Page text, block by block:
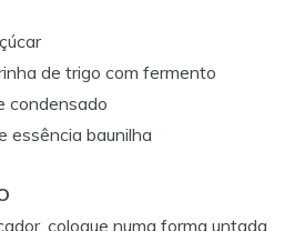
de trigo com fermento
condensado
essência baunilha
coloque numa forma untada